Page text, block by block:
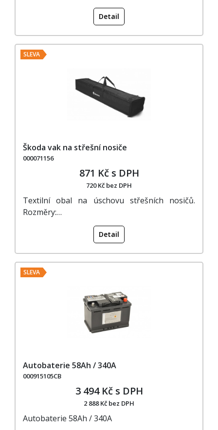
Detail
SLEVA
Škoda vak na střešní nosiče
000071156
871 Kč s DPH
720 Kč bez DPH
Textilní obal na úschovu střešních nosičů.
Rozměry:…
Detail
SLEVA
Autobaterie 58Ah / 340A
000915105CB
3 494 Kč s DPH
2 888 Kč bez DPH
Autobaterie 58Ah / 340A